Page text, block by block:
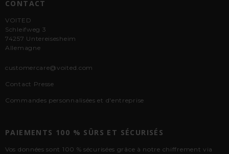
CONTACT
VOITED
Schleifweg 3
74257 Untereisesheim
Allemagne
customercare@voited.com
Contact Presse
Commandes personnalisées et d'entreprise
PAIEMENTS 100 % SÛRS ET SÉCURISÉS
Vos données sont 100 % sécurisées grâce à notre chiffrement via